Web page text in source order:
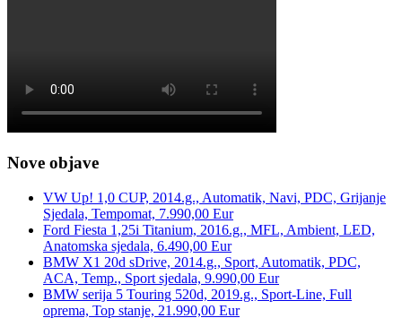
Nove objave
VW Up! 1,0 CUP, 2014.g., Automatik, Navi, PDC, Grijanje
Sjedala, Tempomat, 7.990,00 Eur
Ford Fiesta 1,25i Titanium, 2016.g., MFL, Ambient, LED,
Anatomska sjedala, 6.490,00 Eur
BMW X1 20d sDrive, 2014.g., Sport, Automatik, PDC,
ACA, Temp., Sport sjedala, 9.990,00 Eur
BMW serija 5 Touring 520d, 2019.g., Sport-Line, Full
oprema, Top stanje, 21.990,00 Eur